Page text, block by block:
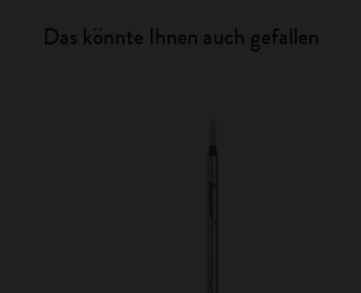
Das könnte Ihnen auch gefallen